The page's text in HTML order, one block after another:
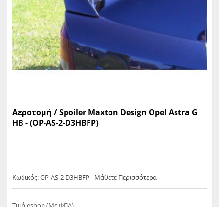
Αεροτομή / Spoiler Μaxton Design Opel Astra G
HB - (OP-AS-2-D3HBFP)
Κωδικός: OP-AS-2-D3HBFP - Μάθετε Περισσότερα
Τιμή eshop (Με ΦΠΑ)